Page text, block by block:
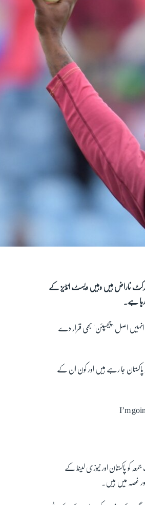
کرکٹ ناراض ہیں وہیں ویسٹ انڈیز کے
ہے۔
انہیں اصل 'چیمپئن' بھی قرار دے
پاکستان جا رہے ہیں اور کون ان کے
I’m
کو پاکستان اور نیوزی لینڈ کے
غصہ میں ہیں۔